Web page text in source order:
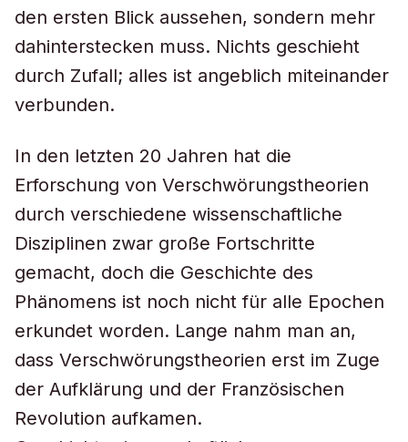
den ersten Blick aussehen, sondern mehr
dahinterstecken muss. Nichts geschieht
durch Zufall; alles ist angeblich miteinander
verbunden.
In den letzten 20 Jahren hat die
Erforschung von Verschwörungstheorien
durch verschiedene wissenschaftliche
Disziplinen zwar große Fortschritte
gemacht, doch die Geschichte des
Phänomens ist noch nicht für alle Epochen
erkundet worden. Lange nahm man an,
dass Verschwörungstheorien erst im Zuge
der Aufklärung und der Französischen
Revolution aufkamen.